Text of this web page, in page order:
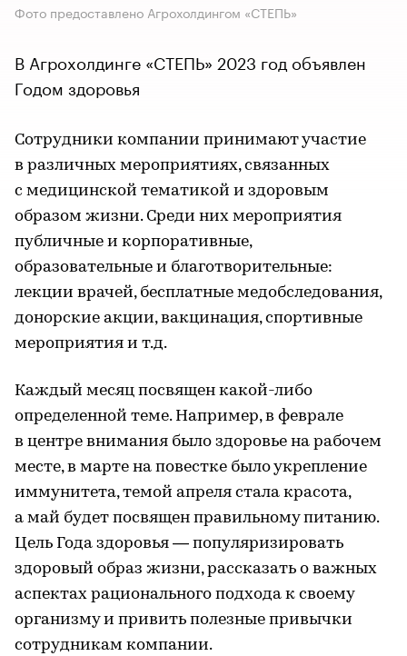
Фото предоставлено Агрохолдингом «СТЕПЬ»
В Агрохолдинге «СТЕПЬ» 2023 год объявлен
Годом здоровья
Сотрудники компании принимают участие
в различных мероприятиях, связанных
с медицинской тематикой и здоровым
образом жизни. Среди них мероприятия
публичные и корпоративные,
образовательные и благотворительные:
лекции врачей, бесплатные медобследования,
донорские акции, вакцинация, спортивные
мероприятия и т.д.
Каждый месяц посвящен какой-либо
определенной теме. Например, в феврале
в центре внимания было здоровье на рабочем
месте, в марте на повестке было укрепление
иммунитета, темой апреля стала красота,
а май будет посвящен правильному питанию.
Цель Года здоровья — популяризировать
здоровый образ жизни, рассказать о важных
аспектах рационального подхода к своему
организму и привить полезные привычки
сотрудникам компании.